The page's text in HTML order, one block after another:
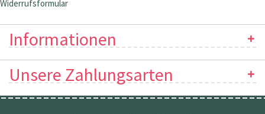
Widerrufsformular
Informationen
Unsere Zahlungsarten